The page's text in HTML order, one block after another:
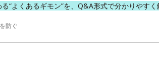
“よくあるギモン”を、Q&A形式で分かりやすく
防ぐ